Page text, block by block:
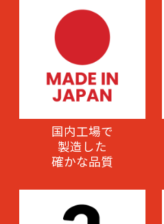
国内工場で
製造した
確かな品質